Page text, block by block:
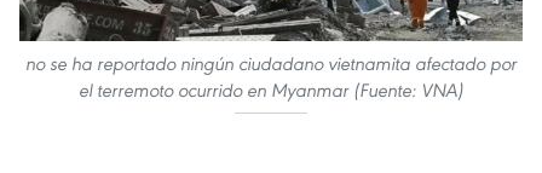
no se ha reportado ningún ciudadano vietnamita afectado por
el terremoto ocurrido en Myanmar (Fuente: VNA)